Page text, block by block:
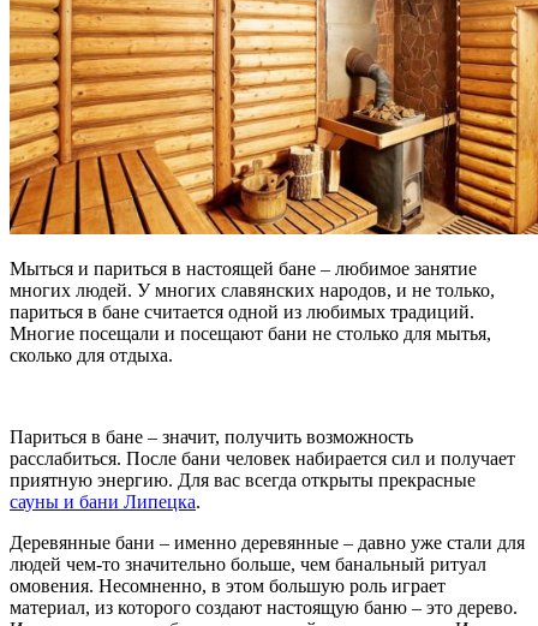
Мыться и париться в настоящей бане – любимое занятие
многих людей. У многих славянских народов, и не только,
париться в бане считается одной из любимых традиций.
Многие посещали и посещают бани не столько для мытья,
сколько для отдыха.
Париться в бане – значит, получить возможность
расслабиться. После бани человек набирается сил и получает
приятную энергию. Для вас всегда открыты прекрасные
сауны и бани Липецка.
Деревянные бани – именно деревянные – давно уже стали для
людей чем-то значительно больше, чем банальный ритуал
омовения. Несомненно, в этом большую роль играет
материал, из которого создают настоящую баню – это дерево.